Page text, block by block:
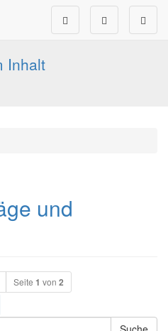
und Tourenfahrer
Inhalt
und
Seite 1 von 2